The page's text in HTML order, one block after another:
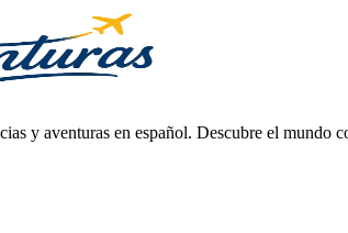
y aventuras en español. Descubre el mundo